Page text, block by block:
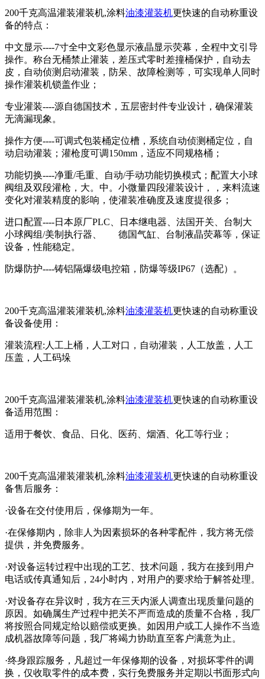
200千克高温灌装灌装机,涂料油漆灌装机更快速的自动称重设
备的特点：
中文显示----7寸全中文彩色显示液晶显示荧幕，全程中文引导
操作。称台无桶禁止灌装，差压式零时差撞桶保护，自动去
皮，自动侦测启动灌装，防呆、故障检测等，可实现单人同时
操作灌装机锁盖作业；
专业灌装----源自德国技术，五层密封件专业设计，确保灌装
无滴漏现象。
操作方便----可调式包装桶定位槽，系统自动侦测桶定位，自
动启动灌装；灌枪度可调150mm，适应不同规格桶；
功能切换----净重/毛重、自动/手动功能切换模式；配置大小球
阀组及双段灌枪，大。中。小微量四段灌装设计，，来料流速
变化对灌装精度的影响，使灌装准确度及速度提很多；
进口配置----日本原厂PLC、日本继电器、法国开关、台制大
小球阀组/美制执行器、
德国气缸、台制液晶荧幕等，保证
设备，性能稳定。
防爆防护----铸铝隔爆级电控箱，防爆等级IP67（选配）。
200千克高温灌装灌装机,涂料油漆灌装机更快速的自动称重设
备设备使用：
灌装流程:人工上桶，人工对口，自动灌装，人工放盖，人工
压盖，人工码垛
200千克高温灌装灌装机,涂料油漆灌装机更快速的自动称重设
备适用范围：
适用于餐饮、食品、日化、医药、烟酒、化工等行业；
200千克高温灌装灌装机,涂料油漆灌装机更快速的自动称重设
备售后服务：
·设备在交付使用后，保修期为一年。
·在保修期内，除非人为因素损坏的各种零配件，我方将无偿
提供，并免费服务。
·对设备运转过程中出现的工艺、技术问题，我方在接到用户
电话或传真通知后，24小时内，对用户的要求给于解答处理。
·对设备存在异议时，我方在三天内派人调查出现质量问题的
原因。如确属生产过程中把关不严而造成的质量不合格，我厂
将按照合同规定给以赔偿或更换。如因用户或工人操作不当造
成机器故障等问题，我厂将竭力协助直至客户满意为止。
·终身跟踪服务，凡超过一年保修期的设备，对损坏零件的调
换，仅收取零件的成本费，实行免费服务并定期以书面形式向